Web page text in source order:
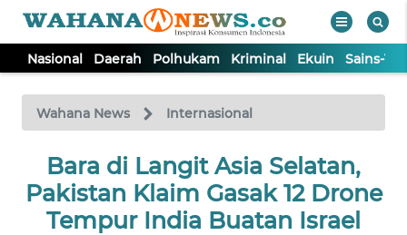
Nasional Daerah Polhukam Kriminal Ekuin Sains-
Wahana News Internasional
Bara di Langit Asia Selatan,
Pakistan Klaim Gasak 12 Drone
Tempur India Buatan Israel
TV
Tutup
NASIONAL
DAERAH